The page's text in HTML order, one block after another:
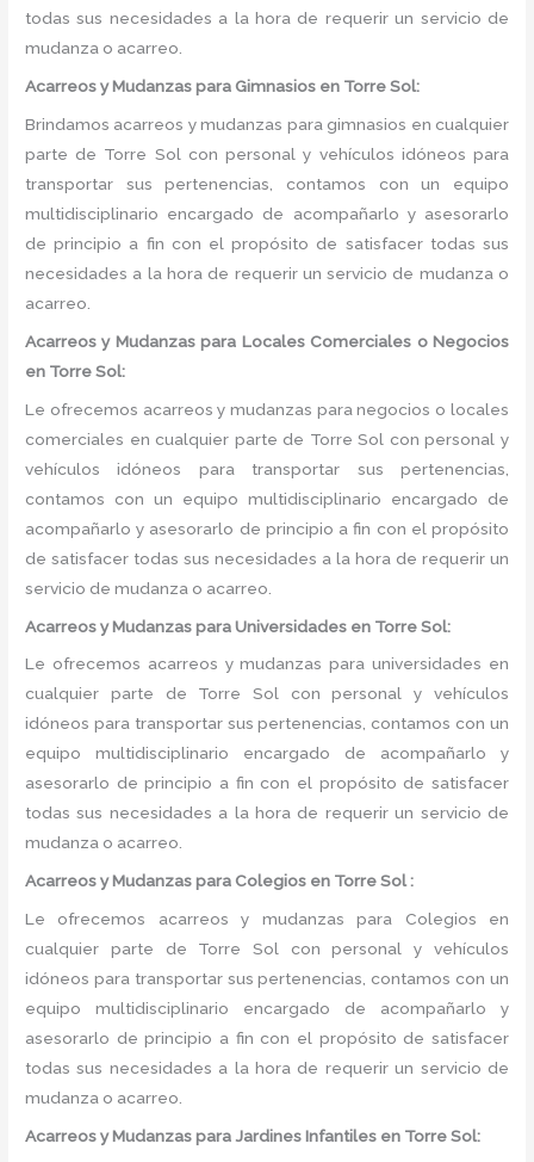
todas sus necesidades a la hora de requerir un servicio de
mudanza o acarreo.
Acarreos y Mudanzas para Gimnasios en Torre Sol:
Brindamos acarreos y mudanzas para gimnasios en cualquier
parte de Torre Sol con personal y vehículos idóneos para
transportar sus pertenencias, contamos con un equipo
multidisciplinario encargado de acompañarlo y asesorarlo
de principio a fin con el propósito de satisfacer todas sus
necesidades a la hora de requerir un servicio de mudanza o
acarreo.
Acarreos y Mudanzas para Locales Comerciales o Negocios
en Torre Sol:
Le ofrecemos acarreos y mudanzas para negocios o locales
comerciales en cualquier parte de Torre Sol con personal y
vehículos idóneos para transportar sus pertenencias,
contamos con un equipo multidisciplinario encargado de
acompañarlo y asesorarlo de principio a fin con el propósito
de satisfacer todas sus necesidades a la hora de requerir un
servicio de mudanza o acarreo.
Acarreos y Mudanzas para Universidades en Torre Sol:
Le ofrecemos acarreos y mudanzas para universidades en
cualquier parte de Torre Sol con personal y vehículos
idóneos para transportar sus pertenencias, contamos con un
equipo multidisciplinario encargado de acompañarlo y
asesorarlo de principio a fin con el propósito de satisfacer
todas sus necesidades a la hora de requerir un servicio de
mudanza o acarreo.
Acarreos y Mudanzas para Colegios en Torre Sol :
Le ofrecemos acarreos y mudanzas para Colegios en
cualquier parte de Torre Sol con personal y vehículos
idóneos para transportar sus pertenencias, contamos con un
equipo multidisciplinario encargado de acompañarlo y
asesorarlo de principio a fin con el propósito de satisfacer
todas sus necesidades a la hora de requerir un servicio de
mudanza o acarreo.
Acarreos y Mudanzas para Jardines Infantiles en Torre Sol: